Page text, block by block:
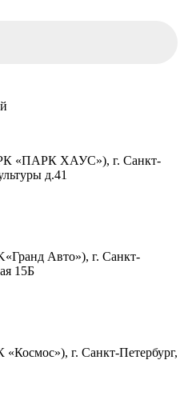
«ПАРК ХАУС»), г. Санкт-
д.41
Авто»), г. Санкт-
15Б
г. Санкт-Петербург,